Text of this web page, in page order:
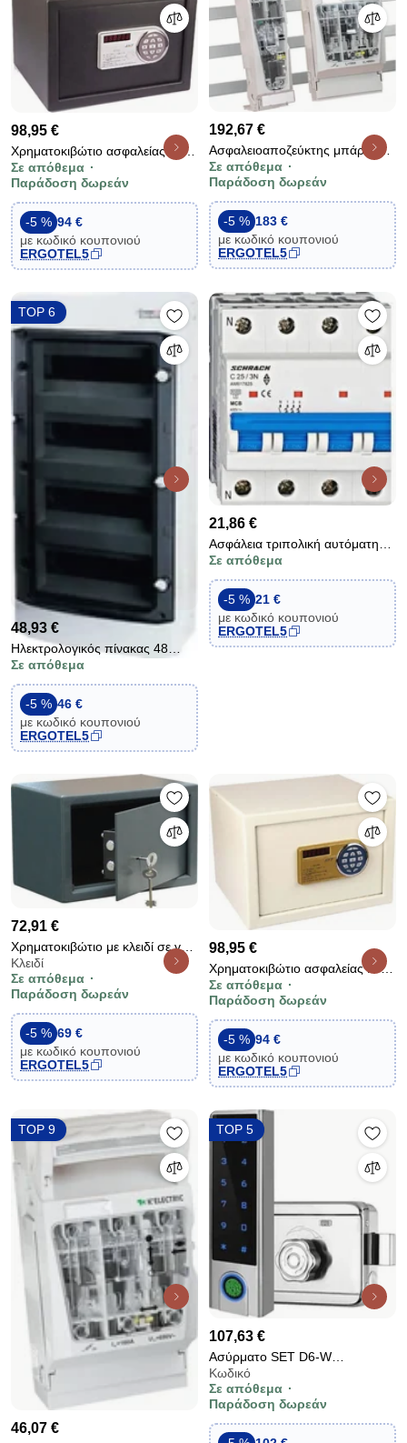
98,95 €
Χρηματοκιβώτιο ασφαλείας H-
128G γκρι με ηλεκτρονική
κλειδαριά οθόνη lcd &amp;
μοτέρ
Σε απόθεμα
Παράδοση δωρεάν
-5 % 94 €
με κωδικό κουπονιού
ERGOTEL5
192,67 €
Ασφαλειοαποζεύκτης μπάρας
ΝΗ2 400Α K-ELECTRIC 208210
Σε απόθεμα
Παράδοση δωρεάν
-5 % 183 €
με κωδικό κουπονιού
ERGOTEL5
TOP 6
48,93 €
Ηλεκτρολογικός πίνακας 48
θέσεων 4 σειρών εξωτερικός
επίτοιχος IP65 στεγανός με
διάσταση 319x664x141mm
Σε απόθεμα
-5 % 46 €
με κωδικό κουπονιού
ERGOTEL5
21,86 €
Ασφάλεια τριπολική αυτόματη
SCHRACK 3Χ25Α+Ν 4Μ
AM617825 με ουδέτερο 6KA
καμπύλη C
Σε απόθεμα
-5 % 21 €
με κωδικό κουπονιού
ERGOTEL5
72,91 €
Χρηματοκιβώτιο με κλειδί σε γκρι
χρώμα διαστάσεων Y200 B350
M430 12kg ιδανικό για
αποθήκευση laptop
Κλειδί
Σε απόθεμα
Παράδοση δωρεάν
-5 % 69 €
με κωδικό κουπονιού
ERGOTEL5
98,95 €
Χρηματοκιβώτιο ασφαλείας H-
128W λευκό με ηλεκτρονική
κλειδαριά οθόνη lcd &amp;
μοτέρ
Σε απόθεμα
Παράδοση δωρεάν
-5 % 94 €
με κωδικό κουπονιού
ERGOTEL5
TOP 9
46,07 €
TOP 5
107,63 €
Ασύρματο SET D6-W
εξωτερικού χώρου για κλείδωμα
εισόδου με λειτουργία μπαταρίας
με κάρτα κωδικό ή δαχτυλικό
αποτύπωμα
Κωδικό
Σε απόθεμα
Παράδοση δωρεάν